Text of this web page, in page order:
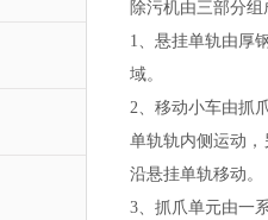
除污机由三部分
1、悬挂单轨由厚
域。
2、移动小车由抓
单轨轨内侧运动
沿悬挂单轨移动。
3、抓爪单元由一